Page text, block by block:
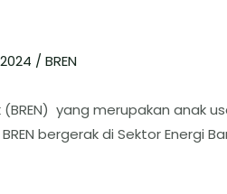
/ BREN
yang merupakan anak
bergerak di Sektor Energi